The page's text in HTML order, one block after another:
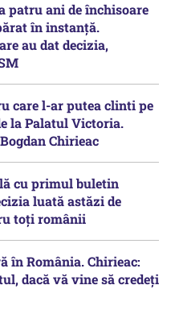
patru ani de închisoare
în instanță.
au dat decizia,
care l-ar putea clinti pe
la Palatul Victoria.
Chirieac
cu primul buletin
luată astăzi de
toți românii
în România. Chirieac:
dacă vă vine să credeți